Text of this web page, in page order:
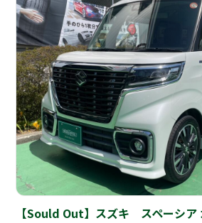
【Sould Out】スズキ スペーシア